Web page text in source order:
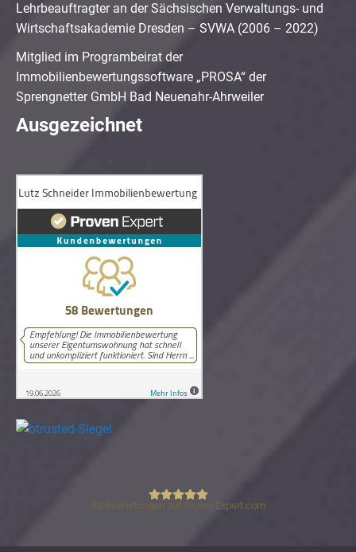
Lehrbeauftragter an der Sächsischen Verwaltungs- und
Wirtschaftsakademie Dresden – SVWA (2006 – 2022)
Mitglied im Programbeirat der
Immobilienbewertungssoftware „PROSA“ der
Sprengnetter GmbH Bad Neuenahr-Ahrweiler
Ausgezeichnet
Lutz Schneider Immobilienbewertung
58 Bewertungen auf ProvenExpert.com